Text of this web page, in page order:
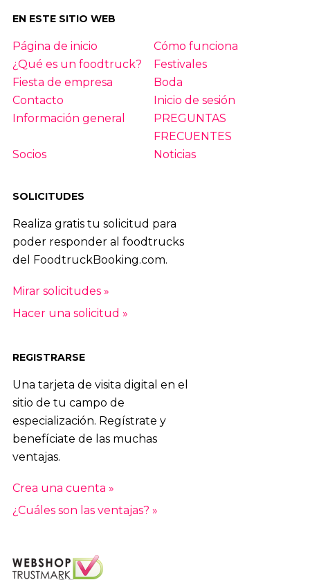
EN ESTE SITIO WEB
Página de inicio
Cómo funciona
¿Qué es un foodtruck?
Festivales
Fiesta de empresa
Boda
Contacto
Inicio de sesión
Información general
PREGUNTAS
FRECUENTES
Socios
Noticias
SOLICITUDES
Realiza gratis tu solicitud para
poder responder al foodtrucks
del FoodtruckBooking.com.
Mirar solicitudes »
Hacer una solicitud »
REGISTRARSE
Una tarjeta de visita digital en el
sitio de tu campo de
especialización. Regístrate y
benefíciate de las muchas
ventajas.
Crea una cuenta »
¿Cuáles son las ventajas? »